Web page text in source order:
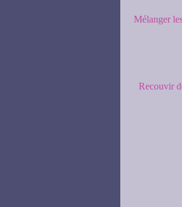
Mélanger
Recouvir